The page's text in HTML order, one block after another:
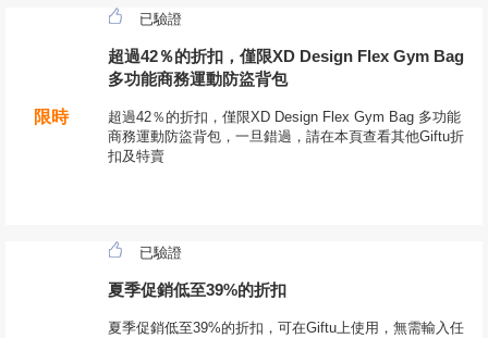
限時
已驗證
超過42％的折扣，僅限XD Design Flex Gym Bag
多功能商務運動防盜背包
超過42％的折扣，僅限XD Design Flex Gym Bag 多功能
商務運動防盜背包，一旦錯過，請在本頁查看其他Giftu折
扣及特賣
已驗證
夏季促銷低至39%的折扣
夏季促銷低至39%的折扣，可在Giftu上使用，無需輸入任